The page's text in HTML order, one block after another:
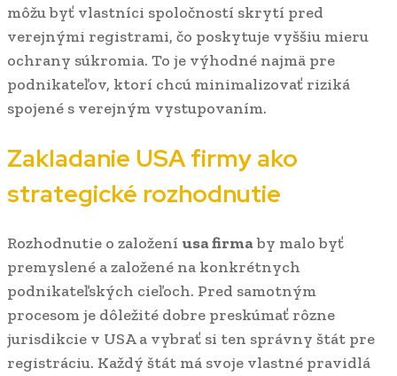
môžu byť vlastníci spoločností skrytí pred
verejnými registrami, čo poskytuje vyššiu mieru
ochrany súkromia. To je výhodné najmä pre
podnikateľov, ktorí chcú minimalizovať riziká
spojené s verejným vystupovaním.
Zakladanie USA firmy ako
strategické rozhodnutie
Rozhodnutie o založení usa firmaby malo byť
premyslené a založené na konkrétnych
podnikateľských cieľoch. Pred samotným
procesom je dôležité dobre preskúmať rôzne
jurisdikcie v USA a vybrať si ten správny štát pre
registráciu. Každý štát má svoje vlastné pravidlá